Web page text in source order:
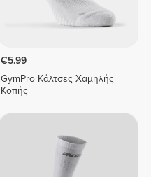
€5.99
GymPro Κάλτσες Χαμηλής
Κοπής